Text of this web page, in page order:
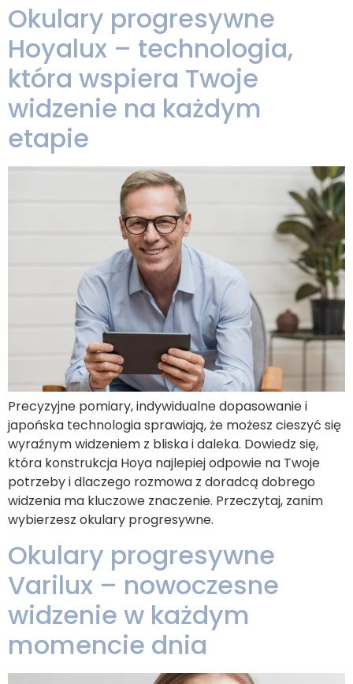
Okulary progresywne
Hoyalux – technologia,
która wspiera Twoje
widzenie na każdym
etapie
Precyzyjne pomiary, indywidualne dopasowanie i
japońska technologia sprawiają, że możesz cieszyć się
wyraźnym widzeniem z bliska i daleka. Dowiedz się,
która konstrukcja Hoya najlepiej odpowie na Twoje
potrzeby i dlaczego rozmowa z doradcą dobrego
widzenia ma kluczowe znaczenie. Przeczytaj, zanim
wybierzesz okulary progresywne.
Okulary progresywne
Varilux – nowoczesne
widzenie w każdym
momencie dnia